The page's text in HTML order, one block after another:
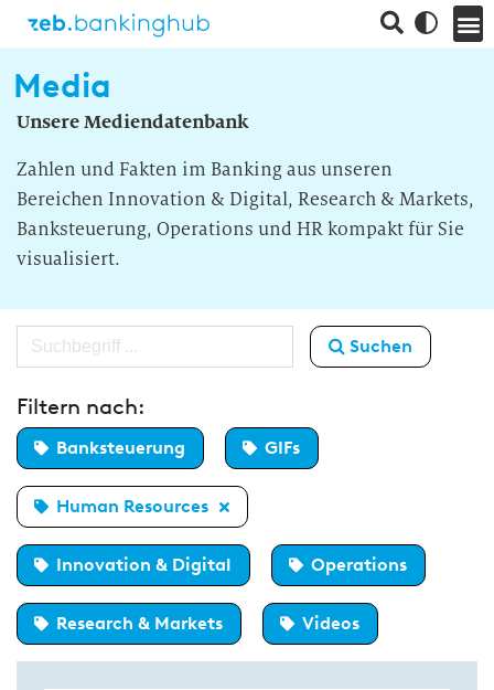
Media
Unsere Mediendatenbank
Zahlen und Fakten im Banking aus unseren
Bereichen Innovation & Digital, Research & Markets,
Banksteuerung, Operations und HR kompakt für Sie
visualisiert.
Suchen
Filtern nach:
Banksteuerung GIFs
Human Resources
Innovation & Digital Operations
Research & Markets Videos